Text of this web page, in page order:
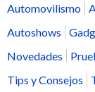
Automovilismo
Autoshows
Novedades
Tips y Consejos